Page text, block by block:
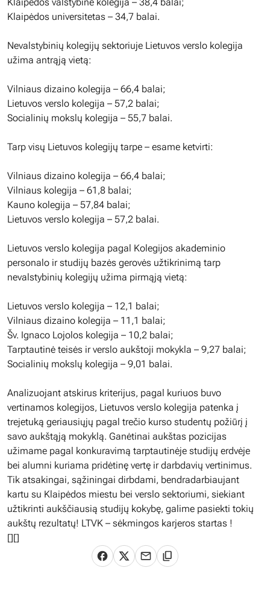
Klaipėdos universitetas – 34,7 balai.
Nevalstybinių kolegijų sektoriuje Lietuvos verslo kolegija
užima antrąją vietą:
Vilniaus dizaino kolegija – 66,4 balai;
Lietuvos verslo kolegija – 57,2 balai;
Socialinių mokslų kolegija – 55,7 balai.
Tarp visų Lietuvos kolegijų tarpe – esame ketvirti:
Vilniaus dizaino kolegija – 66,4 balai;
Vilniaus kolegija – 61,8 balai;
Kauno kolegija – 57,84 balai;
Lietuvos verslo kolegija – 57,2 balai.
Lietuvos verslo kolegija pagal Kolegijos akademinio
personalo ir studijų bazės gerovės užtikrinimą tarp
nevalstybinių kolegijų užima pirmąją vietą:
Lietuvos verslo kolegija – 12,1 balai;
Vilniaus dizaino kolegija – 11,1 balai;
Šv. Ignaco Lojolos kolegija – 10,2 balai;
Tarptautinė teisės ir verslo aukštoji mokykla – 9,27 balai;
Socialinių mokslų kolegija – 9,01 balai.
Analizuojant atskirus kriterijus, pagal kuriuos buvo
vertinamos kolegijos, Lietuvos verslo kolegija patenka į
trejetuką geriausiųjų pagal trečio kurso studentų požiūrį į
savo aukštąją mokyklą. Ganėtinai aukštas pozicijas
užimame pagal konkuravimą tarptautinėje studijų erdvėje
bei alumni kuriama pridėtinę vertę ir darbdavių vertinimus.
Tik atsakingai, sąžiningai dirbdami, bendradarbiaujant
kartu su Klaipėdos miestu bei verslo sektoriumi, siekiant
užtikrinti aukščiausią studijų kokybę, galime pasiekti tokių
aukštų rezultatų! LTVK – sėkmingos karjeros startas !
[][]